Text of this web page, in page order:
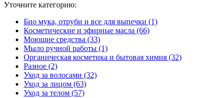
Уточните категорию:
Био мука, отруби и все для выпечки (1)
Косметические и эфирные масла (66)
Моющие средства (33)
Мыло ручной работы (1)
Органическая косметика и бытовая химия (32)
Разное (2)
Уход за волосами (32)
Уход за лицом (63)
Уход за телом (57)